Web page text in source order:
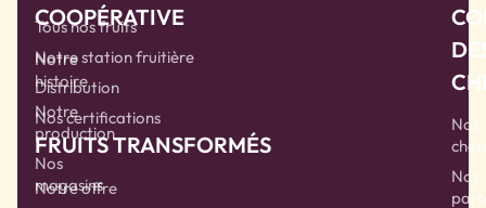
COOPÉRATIVE
Notre
histoire
Notre
production
Nos
magasins
Tous nos fruits
Notre station fruitière
Distribution
Nos certifications
FRUITS TRANSFORMÉS
Notre offre
Nos
Nos